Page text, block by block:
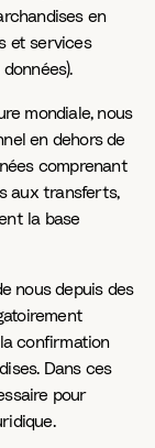
en
et services
mondiale, nous
en dehors de
comprenant
aux transferts,
la base
nous depuis des
confirmation
Dans ces
pour